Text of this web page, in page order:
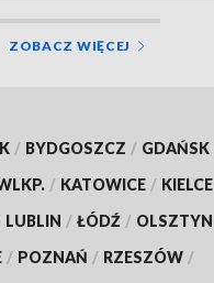
ZOBACZ WIĘCEJ
/ BYDGOSZCZ / GDAŃSK
/ KATOWICE / KIELCE
LUBLIN / ŁÓDŹ / OLSZTYN
/ POZNAŃ / RZESZÓW /